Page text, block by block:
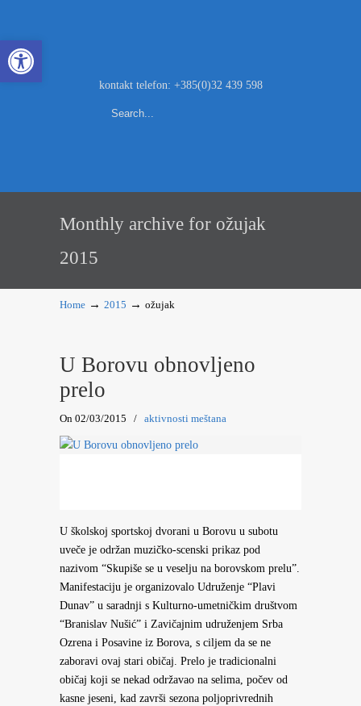
Open toolbar
kontakt telefon: +385(0)32 439 598
Monthly archive for ožujak
2015
Home → 2015 → ožujak
U Borovu obnovljeno
prelo
On 02/03/2015 / aktivnosti meštana
U školskoj sportskoj dvorani u Borovu u subotu
uveče je održan muzičko-scenski prikaz pod
nazivom “Skupiše se u veselju na borovskom prelu”.
Manifestaciju je organizovalo Udruženje “Plavi
Dunav” u saradnji s Kulturno-umetničkim društvom
“Branislav Nušić” i Zavičajnim udruženjem Srba
Ozrena i Posavine iz Borova, s ciljem da se ne
zaboravi ovaj stari običaj. Prelo je tradicionalni
običaj koji se nekad održavao na selima, počev od
kasne jeseni, kad završi sezona poljoprivrednih